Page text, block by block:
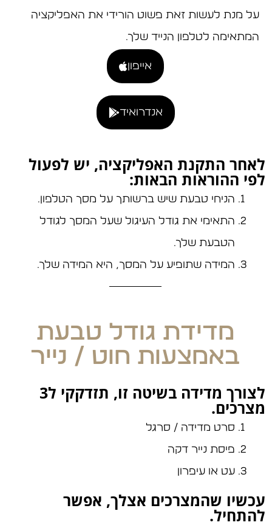
על מנת לעשות זאת פשוט הורידי את האפליקציה
המתאימה לטלפון הנייד שלך.
אייפון
אנדרואיד
לאחר התקנת האפליקציה, יש לפעול
לפי ההוראות הבאות:
הניחי טבעת שיש ברשותך על מסך הטלפון.
התאימי את גודל העיגול שעל המסך לגודל
הטבעת שלך.
המידה שתופיע על המסך, היא המידה שלך.
מדידת גודל טבעת
באמצעות חוט / נייר
לצורך מדידה בשיטה זו, תזדקקי ל3
מצרכים.
סרט מדידה / סרגל
פיסת נייר דקה
עט או עיפרון
עכשיו שהמצרכים אצלך, אפשר
להתחיל.